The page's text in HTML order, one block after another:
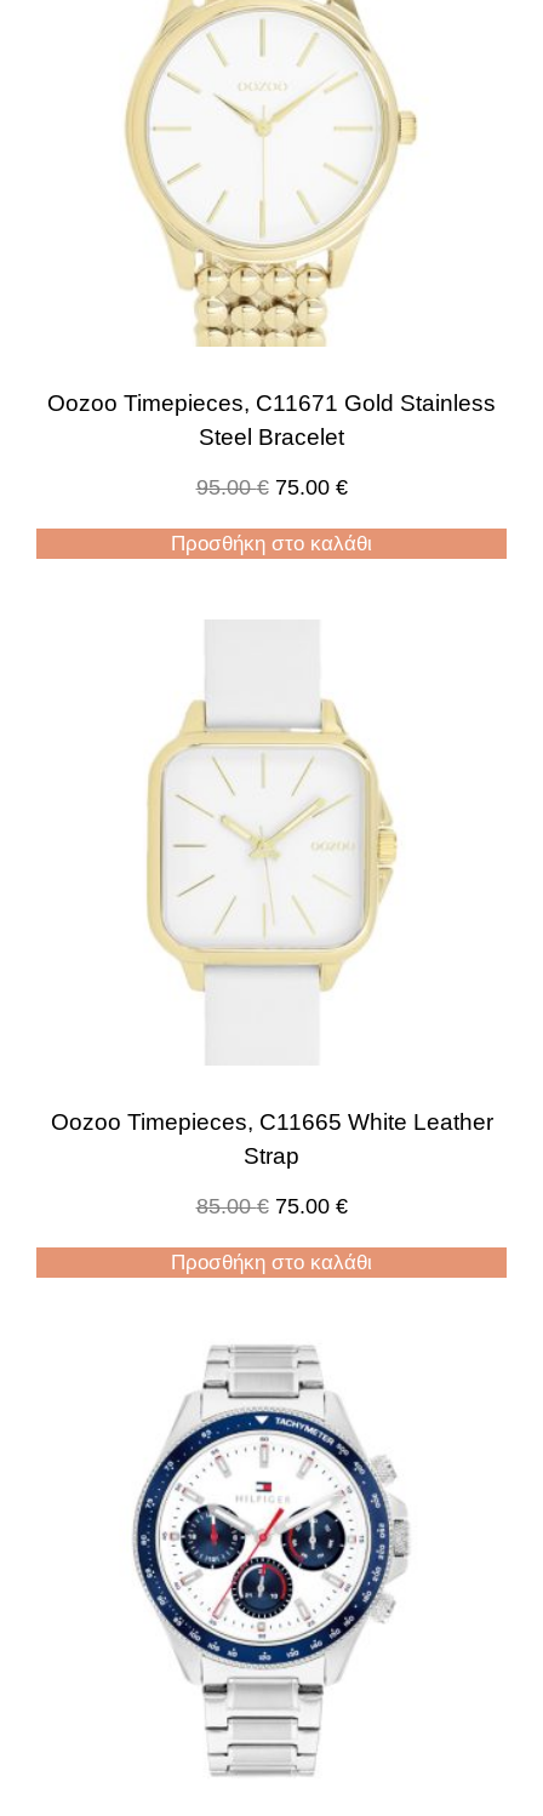
Oozoo Timepieces, C11671 Gold Stainless
Steel Bracelet
95.00€ 75.00 €
Προσθήκη στο καλάθι
Oozoo Timepieces, C11665 White Leather
Strap
85.00€ 75.00 €
Προσθήκη στο καλάθι